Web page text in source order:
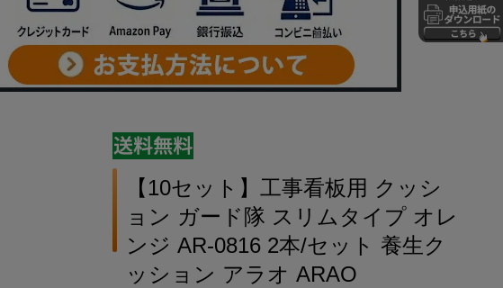
【10セット】工事看板用 クッシ
ョン ガード隊 スリムタイプ オレ
ンジ AR-0816 2本/セット 養生ク
ッション アラオ ARAO